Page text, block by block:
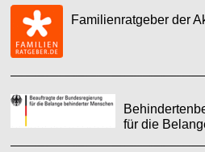
Familienratgeber der
für die